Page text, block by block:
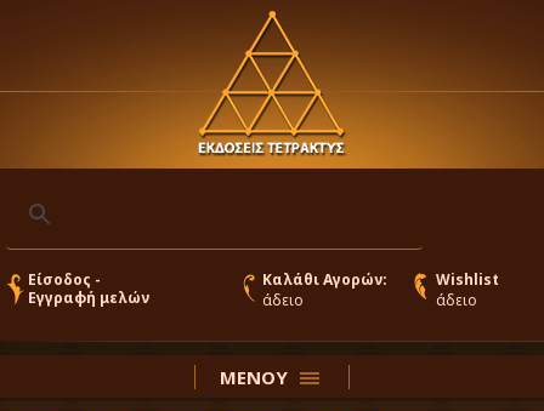
Είσοδος -
Εγγραφή μελών
Καλάθι Αγορών:
άδειο
Wishlist
άδειο
ΜΕΝΟΥ